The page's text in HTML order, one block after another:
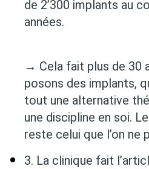
de 2’300 implants au
années.
→ Cela fait plus de 30
posons des implants,
tout une alternative
une discipline en soi.
reste celui que l’on ne
3. La clinique fait